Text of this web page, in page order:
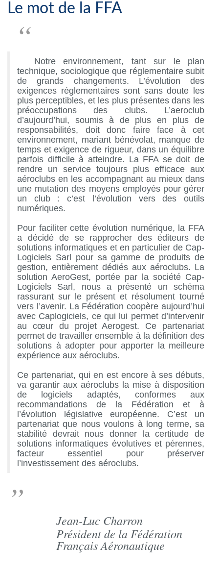
Le mot de la FFA
“
Notre environnement, tant sur le plan
technique, sociologique que réglementaire subit
de grands changements. L’évolution des
exigences réglementaires sont sans doute les
plus perceptibles, et les plus présentes dans les
préoccupations des clubs. L’aeroclub
d’aujourd’hui, soumis à de plus en plus de
responsabilités, doit donc faire face à cet
environnement, mariant bénévolat, manque de
temps et exigence de rigueur, dans un équilibre
parfois difficile à atteindre. La FFA se doit de
rendre un service toujours plus efficace aux
aéroclubs en les accompagnant au mieux dans
une mutation des moyens employés pour gérer
un club : c’est l’évolution vers des outils
numériques.
Pour faciliter cette évolution numérique, la FFA
a décidé de se rapprocher des éditeurs de
solutions informatiques et en particulier de Cap-
Logiciels Sarl pour sa gamme de produits de
gestion, entièrement dédiés aux aéroclubs. La
solution AeroGest, portée par la société Cap-
Logiciels Sarl, nous a présenté un schéma
rassurant sur le présent et résolument tourné
vers l’avenir. La Fédération coopère aujourd’hui
avec Caplogiciels, ce qui lui permet d’intervenir
au cœur du projet Aerogest. Ce partenariat
permet de travailler ensemble à la définition des
solutions à adopter pour apporter la meilleure
expérience aux aéroclubs.
Ce partenariat, qui en est encore à ses débuts,
va garantir aux aéroclubs la mise à disposition
de logiciels adaptés, conformes aux
recommandations de la Fédération et à
l’évolution législative européenne. C’est un
partenariat que nous voulons à long terme, sa
stabilité devrait nous donner la certitude de
solutions informatiques évolutives et pérennes,
facteur essentiel pour préserver
l’investissement des aéroclubs.
”
Jean-Luc Charron
Président de la Fédération
Français Aéronautique